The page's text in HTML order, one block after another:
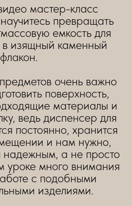
мастер-класс
превращать
емкость для
изящный каменный
флакон.
очень важно
поверхность,
материалы и
ведь диспенсер для
постоянно, хранится
и нам нужно,
надежным, а не просто
уроке много внимания
с подобными
изделиями.